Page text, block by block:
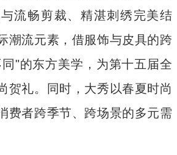
流畅剪裁、精湛刺绣完美结
潮流元素，借服饰与皮具的跨
"的东方美学，为第十五届全
贺礼。同时，大秀以春夏时尚
费者跨季节、跨场景的多元需